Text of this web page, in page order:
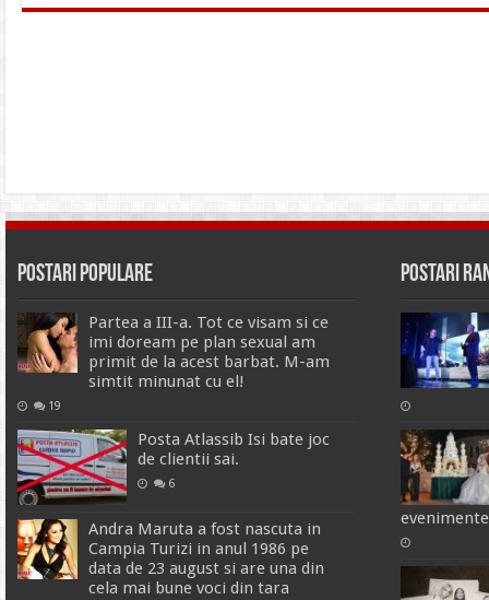
Postari Populare
Partea a III-a. Tot ce visam si ce
imi doream pe plan sexual am
primit de la acest barbat. M-am
simtit minunat cu el!
19
Posta Atlassib Isi bate joc
de clientii sai.
6
Andra Maruta a fost nascuta in
Campia Turizi in anul 1986 pe
data de 23 august si are una din
cela mai bune voci din tara
Postari